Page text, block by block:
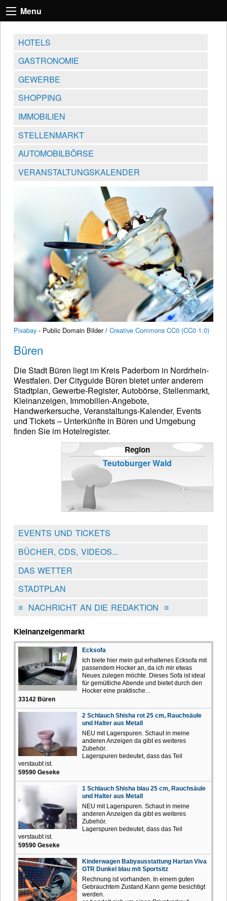
Menu
HOTELS
GASTRONOMIE
GEWERBE
SHOPPING
IMMOBILIEN
STELLENMARKT
AUTOMOBILBÖRSE
VERANSTALTUNGSKALENDER
Pixabay - Public Domain Bilder / Creative Commons CC0 (CC0 1.0)
Büren
Die Stadt Büren liegt im Kreis Paderborn in Nordrhein-
Westfalen. Der Cityguide Büren bietet unter anderem
Stadtplan, Gewerbe-Register, Autobörse, Stellenmarkt,
Kleinanzeigen, Immobilien-Angebote,
Handwerkersuche, Veranstaltungs-Kalender, Events
und Tickets – Unterkünfte in Büren und Umgebung
finden Sie im Hotelregister.
Region
Teutoburger Wald
EVENTS UND TICKETS
BÜCHER, CDS, VIDEOS...
DAS WETTER
STADTPLAN
≡NACHRICHT AN DIE REDAKTION ≡
Kleinanzeigenmarkt
Ecksofa
Ich biete hier mein gut erhaltenes Ecksofa mit
passendem Hocker an, da ich mir etwas
Neues zulegen möchte. Dieses Sofa ist ideal
für gemütliche Abende und bietet durch den
Hocker eine praktische...
33142 Büren
2 Schlauch Shisha rot 25 cm, Rauchsäule
und Halter aus Metall
NEU mit Lagerspuren. Schaut in meine
anderen Anzeigen da gibt es weiteres
Zubehör.
Lagerspuren bedeutet, dass das Teil
verstaubt ist.
59590 Geseke
1 Schlauch Shisha blau 25 cm, Rauchsäule
und Halter aus Metall
NEU mit Lagerspuren. Schaut in meine
anderen Anzeigen da gibt es weiteres
Zubehör.
Lagerspuren bedeutet, dass das Teil
verstaubt ist.
59590 Geseke
Kinderwagen Babyausstattung Hartan Viva
GTR Dunkel blau mit Sportsitz
Rechnung ist vorhanden. In einem guten
Gebrauchtem Zustand.Kann gerne besichtigt
werden.